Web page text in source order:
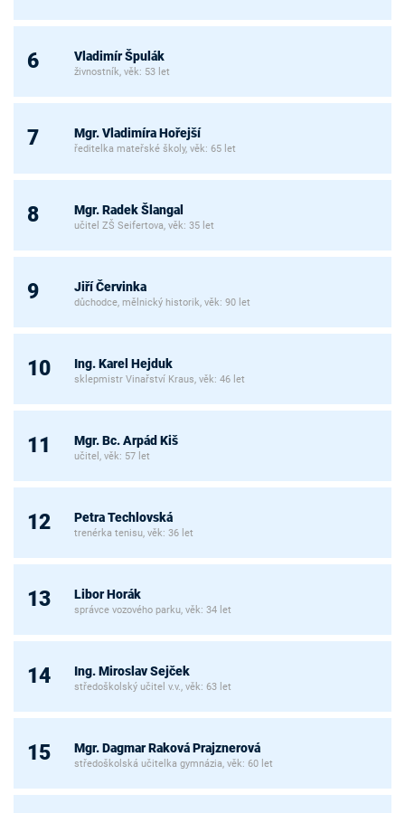
6 Vladimír Špulák
živnostník, věk: 53 let
7 Mgr. Vladimíra Hořejší
ředitelka mateřské školy, věk: 65 let
8 Mgr. Radek Šlangal
učitel ZŠ Seifertova, věk: 35 let
9 Jiří Červinka
důchodce, mělnický historik, věk: 90 let
10 Ing. Karel Hejduk
sklepmistr Vinařství Kraus, věk: 46 let
11 Mgr. Bc. Arpád Kiš
učitel, věk: 57 let
12 Petra Techlovská
trenérka tenisu, věk: 36 let
13 Libor Horák
správce vozového parku, věk: 34 let
14 Ing. Miroslav Sejček
středoškolský učitel v.v., věk: 63 let
15 Mgr. Dagmar Raková Prajznerová
středoškolská učitelka gymnázia, věk: 60 let